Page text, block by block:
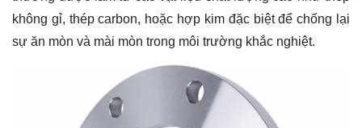
không gỉ, thép carbon, hoặc hợp kim đặc biệt để chống lại
sự ăn mòn và mài mòn trong môi trường khắc nghiệt.